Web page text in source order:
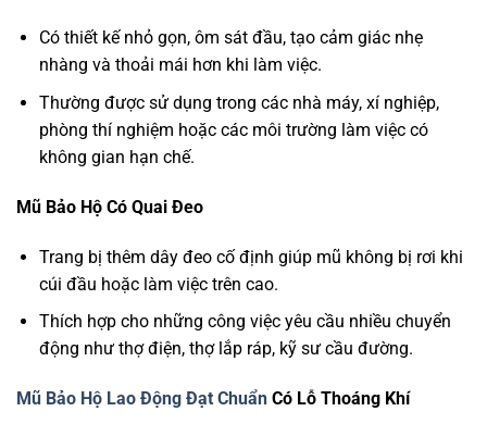
Có thiết kế nhỏ gọn, ôm sát đầu, tạo cảm giác nhẹ
nhàng và thoải mái hơn khi làm việc.
Thường được sử dụng trong các nhà máy, xí nghiệp,
phòng thí nghiệm hoặc các môi trường làm việc có
không gian hạn chế.
Mũ Bảo Hộ Có Quai Đeo
Trang bị thêm dây đeo cố định giúp mũ không bị rơi khi
cúi đầu hoặc làm việc trên cao.
Thích hợp cho những công việc yêu cầu nhiều chuyển
động như thợ điện, thợ lắp ráp, kỹ sư cầu đường.
Mũ Bảo Hộ Lao Động Đạt Chuẩn Có Lỗ Thoáng Khí